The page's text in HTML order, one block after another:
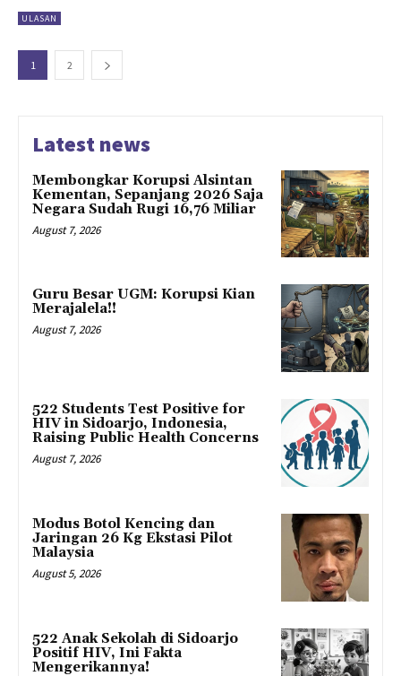
ULASAN
1 2
Latest news
Membongkar Korupsi Alsintan
Kementan, Sepanjang 2026 Saja
Negara Sudah Rugi 16,76 Miliar
August 7, 2026
Guru Besar UGM: Korupsi Kian
Merajalela!!
August 7, 2026
522 Students Test Positive for
HIV in Sidoarjo, Indonesia,
Raising Public Health Concerns
August 7, 2026
Modus Botol Kencing dan
Jaringan 26 Kg Ekstasi Pilot
Malaysia
August 5, 2026
522 Anak Sekolah di Sidoarjo
Positif HIV, Ini Fakta
Mengerikannya!